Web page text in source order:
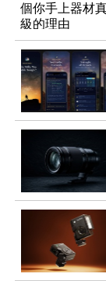
個你手上器材
級的理由